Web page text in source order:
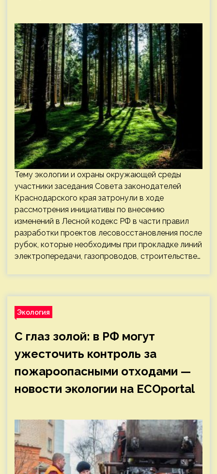
Тему экологии и охраны окружающей среды
участники заседания Совета законодателей
Краснодарского края затронули в ходе
рассмотрения инициативы по внесению
изменений в Лесной кодекс РФ в части правил
разработки проектов лесовосстановления после
рубок, которые необходимы при прокладке линий
электропередачи, газопроводов, строительстве…
Экология
С глаз золой: в РФ могут
ужесточить контроль за
пожароопасными отходами —
новости экологии на ECOportal